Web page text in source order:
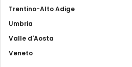
Trentino-Alto Adige
Umbria
Valle d'Aosta
Veneto